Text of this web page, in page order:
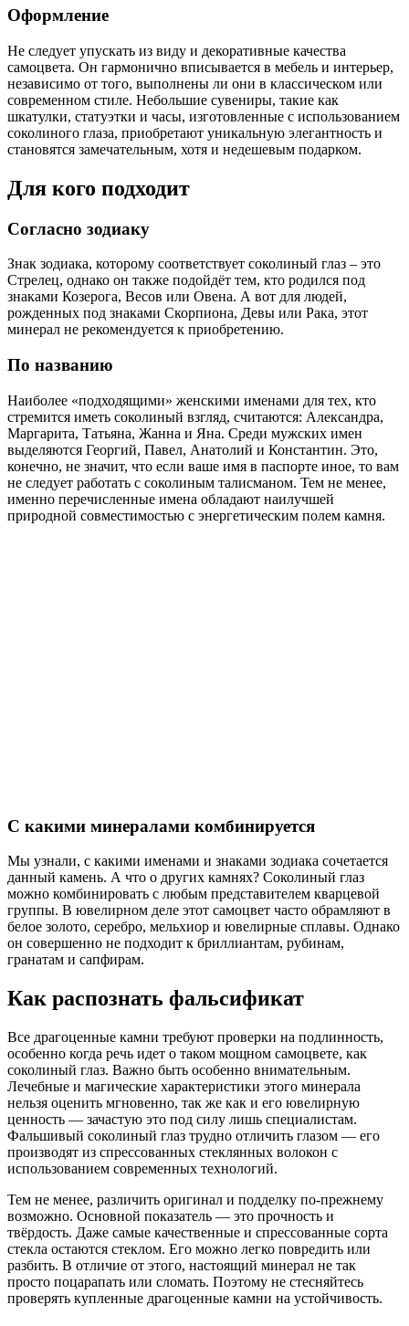
Оформление
Не следует упускать из виду и декоративные качества
самоцвета. Он гармонично вписывается в мебель и интерьер,
независимо от того, выполнены ли они в классическом или
современном стиле. Небольшие сувениры, такие как
шкатулки, статуэтки и часы, изготовленные с использованием
соколиного глаза, приобретают уникальную элегантность и
становятся замечательным, хотя и недешевым подарком.
Для кого подходит
Согласно зодиаку
Знак зодиака, которому соответствует соколиный глаз – это
Стрелец, однако он также подойдёт тем, кто родился под
знаками Козерога, Весов или Овена. А вот для людей,
рожденных под знаками Скорпиона, Девы или Рака, этот
минерал не рекомендуется к приобретению.
По названию
Наиболее «подходящими» женскими именами для тех, кто
стремится иметь соколиный взгляд, считаются: Александра,
Маргарита, Татьяна, Жанна и Яна. Среди мужских имен
выделяются Георгий, Павел, Анатолий и Константин. Это,
конечно, не значит, что если ваше имя в паспорте иное, то вам
не следует работать с соколиным талисманом. Тем не менее,
именно перечисленные имена обладают наилучшей
природной совместимостью с энергетическим полем камня.
С какими минералами комбинируется
Мы узнали, с какими именами и знаками зодиака сочетается
данный камень. А что о других камнях? Соколиный глаз
можно комбинировать с любым представителем кварцевой
группы. В ювелирном деле этот самоцвет часто обрамляют в
белое золото, серебро, мельхиор и ювелирные сплавы. Однако
он совершенно не подходит к бриллиантам, рубинам,
гранатам и сапфирам.
Как распознать фальсификат
Все драгоценные камни требуют проверки на подлинность,
особенно когда речь идет о таком мощном самоцвете, как
соколиный глаз. Важно быть особенно внимательным.
Лечебные и магические характеристики этого минерала
нельзя оценить мгновенно, так же как и его ювелирную
ценность — зачастую это под силу лишь специалистам.
Фальшивый соколиный глаз трудно отличить глазом — его
производят из спрессованных стеклянных волокон с
использованием современных технологий.
Тем не менее, различить оригинал и подделку по-прежнему
возможно. Основной показатель — это прочность и
твёрдость. Даже самые качественные и спрессованные сорта
стекла остаются стеклом. Его можно легко повредить или
разбить. В отличие от этого, настоящий минерал не так
просто поцарапать или сломать. Поэтому не стесняйтесь
проверять купленные драгоценные камни на устойчивость.